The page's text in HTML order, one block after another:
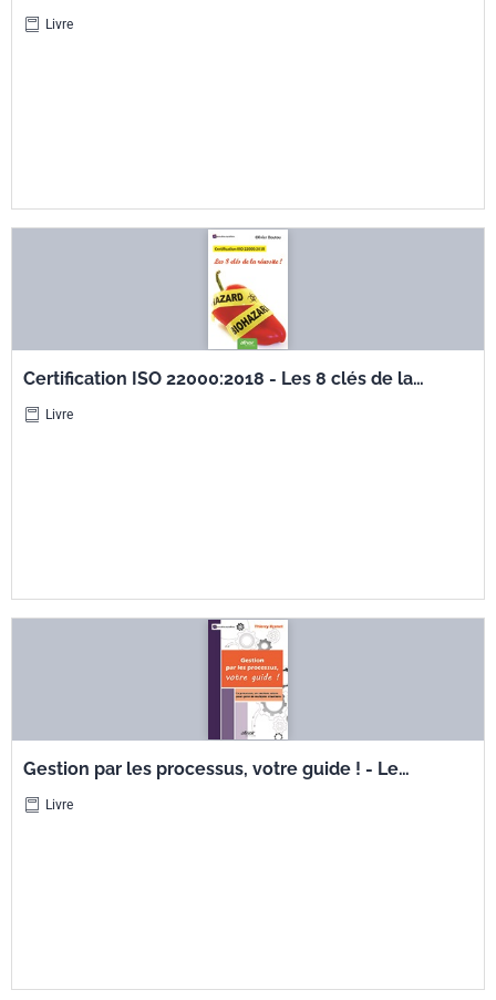
termes essentiels - Risques, sécurité et
assurance - Français-anglais et anglais-français
Livre
Certification ISO 22000:2018 - Les 8 clés de la
réussite !
Livre
Gestion par les processus, votre guide ! - Le
processus, un couteau suisse pour gérer de
multiples situations
Livre